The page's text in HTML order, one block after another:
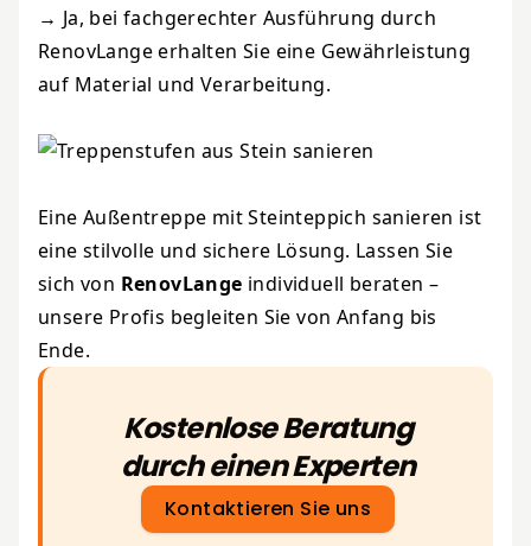
→ Ja, bei fachgerechter Ausführung durch
RenovLange erhalten Sie eine Gewährleistung
auf Material und Verarbeitung.
Eine Außentreppe mit Steinteppich sanieren ist
eine stilvolle und sichere Lösung. Lassen Sie
sich von RenovLange individuell beraten –
unsere Profis begleiten Sie von Anfang bis
Ende.
Kostenlose Beratung
durch einen Experten
Kontaktieren Sie uns